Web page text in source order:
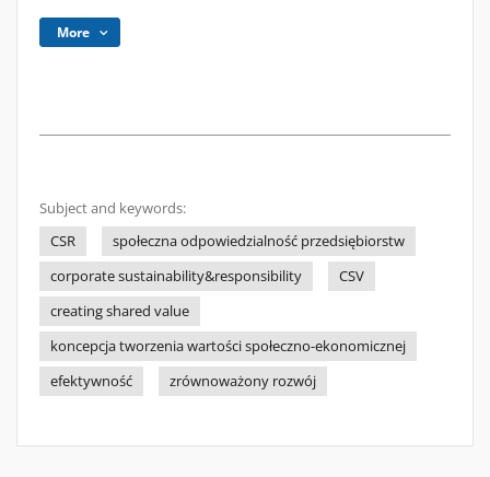
More
Subject and keywords:
CSR
społeczna odpowiedzialność przedsiębiorstw
corporate sustainability&responsibility
CSV
creating shared value
koncepcja tworzenia wartości społeczno-ekonomicznej
efektywność
zrównoważony rozwój